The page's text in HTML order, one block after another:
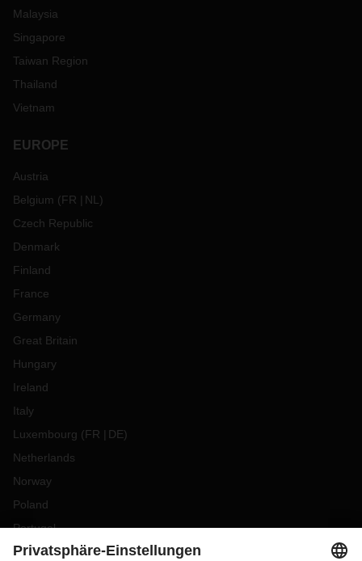
Malaysia
Singapore
Taiwan Region
Thailand
Vietnam
EUROPE
Austria
Belgium (FR NL )
Czech Republic
Denmark
Finland
France
Germany
Great Britain
Hungary
Ireland
Italy
Luxembourg (FR DE)
Netherlands
Norway
Poland
Portugal
Romania